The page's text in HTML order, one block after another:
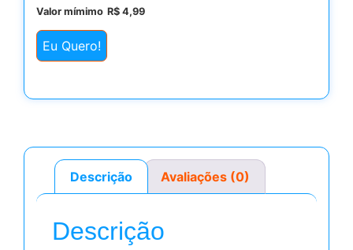
Valor mímimo R$ 4,99
Eu Quero!
Descrição Avaliações (0)
Descrição